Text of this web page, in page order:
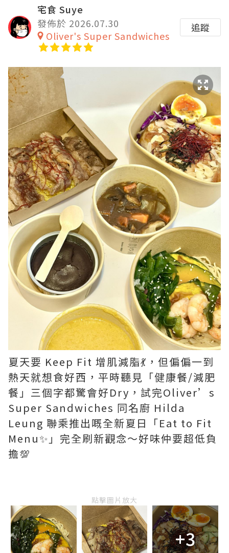
宅食 Suye
發佈於 2026.07.30
Oliver's Super Sandwiches
追蹤
夏天要 Keep Fit 增肌減脂💃，但偏偏一到
熱天就想食好西，平時聽見「健康餐/減肥
餐」三個字都驚會好Dry，試完Oliver’s
Super Sandwiches 同名廚 Hilda
Leung 聯乘推出嘅全新夏日「Eat to Fit
Menu✨」完全刷新觀念～好味仲要超低負
擔💯
點擊圖片放大
+3